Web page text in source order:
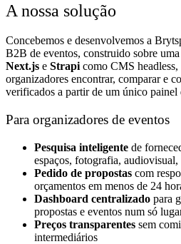
A nossa solução
Concebemos e desenvolvemos a
B2B de eventos, construido sobre
Next.js e Strapicomo CMS headless,
organizadores encontrar, comparar e
verificados a partir de um único painel
Para organizadores de eventos
Pesquisa inteligente de
espaços, fotografia, audiovisual,
Pedido de propostas com
orçamentos em menos de 24
Dashboard centralizado para
propostas e eventos num só
Preços transparentes sem
intermediários